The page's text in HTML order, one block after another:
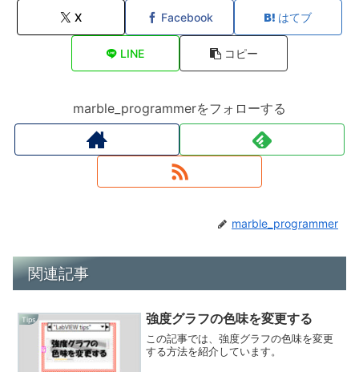
X Facebook はてブ
LINE コピー
marble_programmerをフォローする
marble_programmer
関連記事
Tips 強度グラフの色味を変更する
この記事では、強度グラフの色味を変更
する方法を紹介しています。